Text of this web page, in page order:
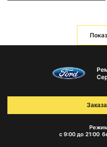
с 9:00 до 21:00